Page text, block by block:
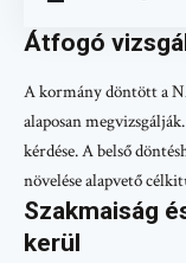
Átfogó
A kormány döntött a
alaposan
kérdése. A belső
növelése alapvető
Szakmaiság
kerül